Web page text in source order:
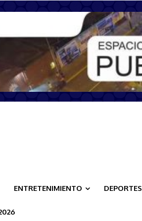
ENTRETENIMIENTO DEPORTES